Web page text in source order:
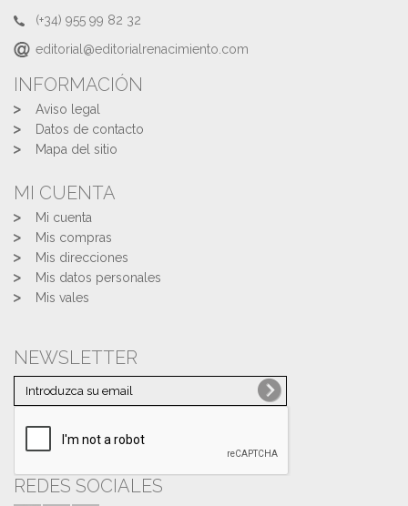
(+34) 955 99 82 32
editorial@editorialrenacimiento.com
INFORMACIÓN
Aviso legal
Datos de contacto
Mapa del sitio
MI CUENTA
Mi cuenta
Mis compras
Mis direcciones
Mis datos personales
Mis vales
NEWSLETTER
REDES SOCIALES